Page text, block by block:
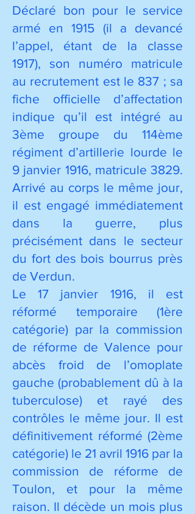
Déclaré bon pour le service
armé en 1915 (il a devancé
l’appel, étant de la classe
1917), son numéro matricule
au recrutement est le 837 ; sa
fiche officielle d’affectation
indique qu’il est intégré au
3ème groupe du 114ème
régiment d’artillerie lourde le
9 janvier 1916, matricule 3829.
Arrivé au corps le même jour,
il est engagé immédiatement
dans la guerre, plus
précisément dans le secteur
du fort des bois bourrus près
de Verdun.
Le 17 janvier 1916, il est
réformé temporaire (1ère
catégorie) par la commission
de réforme de Valence pour
abcès froid de l’omoplate
gauche (probablement dû à la
tuberculose) et rayé des
contrôles le même jour. Il est
définitivement réformé (2ème
catégorie) le 21 avril 1916 par la
commission de réforme de
Toulon, et pour la même
raison. Il décède un mois plus